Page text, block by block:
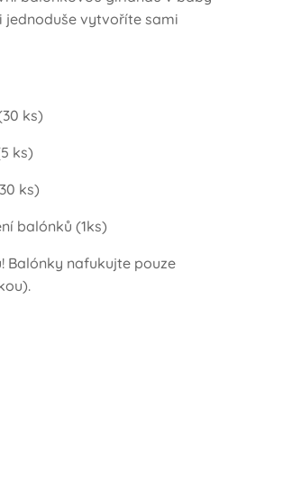
jednoduše vytvoříte sami
ks)
ks)
ks)
balónků (1ks)
Balónky nafukujte pouze